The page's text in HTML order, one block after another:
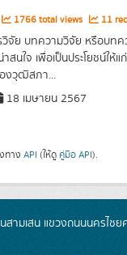
1766 total views 11
จัย บทความวิจัย หรือบทค
สนใจ เพื่อเป็นประโยชน์ให้
งวุฒิสภา...
18 เมษายน 2567
ทาง API (ให้ดู คู่มือ API).
สามเสน แขวงถนนนครไช